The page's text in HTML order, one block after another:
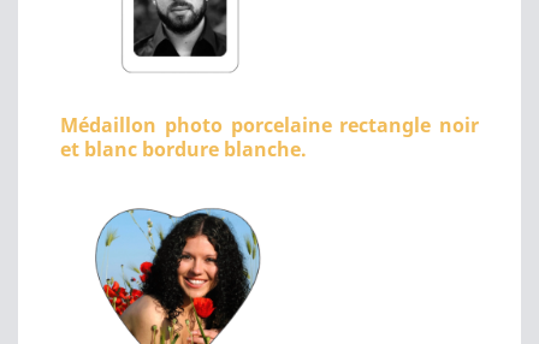
Médaillon photo porcelaine rectangle noir
et blanc bordure blanche.